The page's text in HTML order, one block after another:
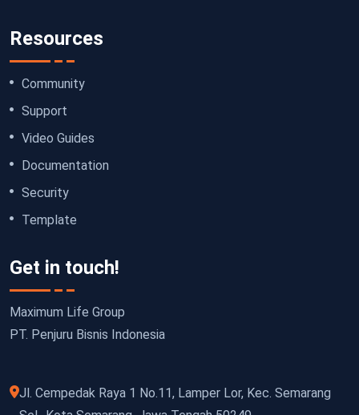
Resources
Community
Support
Video Guides
Documentation
Security
Template
Get in touch!
Maximum Life Group
PT. Penjuru Bisnis Indonesia
Jl. Cempedak Raya 1 No.11, Lamper Lor, Kec. Semarang